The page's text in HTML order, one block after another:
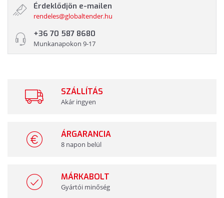
Érdeklődjön e-mailen
rendeles@globaltender.hu
+36 70 587 8680
Munkanapokon 9-17
SZÁLLÍTÁS
Akár ingyen
ÁRGARANCIA
8 napon belül
MÁRKABOLT
Gyártói minőség